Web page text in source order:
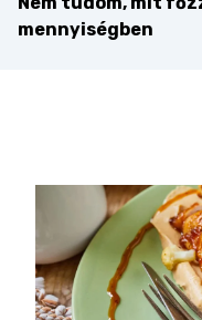
mennyiségben